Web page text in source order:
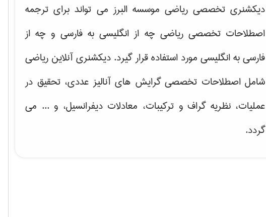
دیکشنری تخصصی ریاضی موسسه البرز می تواند برای ترجمه
اصطلاحات تخصصی ریاضی چه از انگلیسی به فارسی و چه از
فارسی به انگلیسی مورد استفاده قرار گیرد. دیکشنری آنلاین ریاضی
شامل اصطلاحات تخصصی گرایش هایآنالیز عددی، تحقیق در
عملیات، نظریه گراف و تركیبات، معادلات دیفرانسیل، و ... می
گردد.